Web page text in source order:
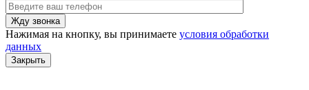
Нажимая на кнопку, вы принимаете условия обработки
данных
Закрыть